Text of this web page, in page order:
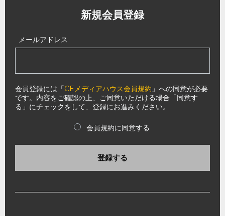
新規会員登録
メールアドレス
会員登録には「CEメディアハウス会員規約 」への同意が必要
です。内容をご確認の上、ご同意いただける場合「同意す
る」にチェックをして、登録にお進みください。
会員規約に同意する
登録する